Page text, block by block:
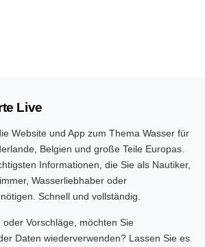
Live
Website und App zum Thema Wasser für
Belgien und große Teile Europas.
Informationen, die Sie als Nautiker,
Wasserliebhaber oder
Schnell und vollständig.
Vorschläge, möchten Sie
Daten wiederverwenden? Lassen Sie es